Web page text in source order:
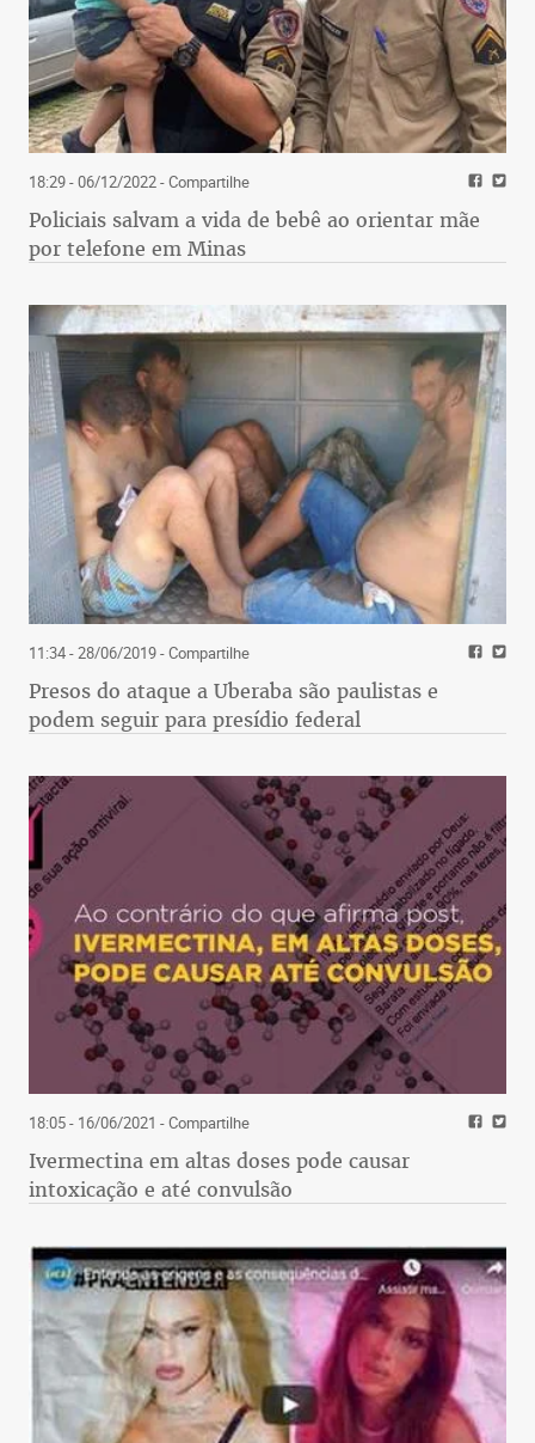
18:29 - 06/12/2022- Compartilhe
Policiais salvam a vida de bebê ao orientar mãe
por telefone em Minas
11:34 - 28/06/2019- Compartilhe
Presos do ataque a Uberaba são paulistas e
podem seguir para presídio federal
18:05 - 16/06/2021 - Compartilhe
Ivermectina em altas doses pode causar
intoxicação e até convulsão